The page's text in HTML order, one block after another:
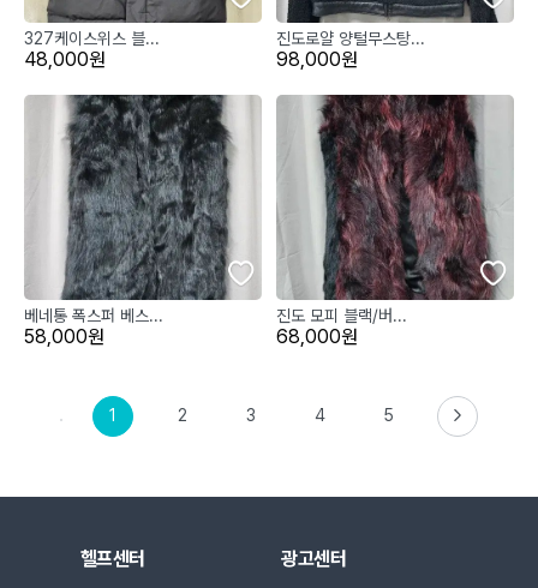
327케이스위스 블...
48,000원
진도로얄 양털무스탕...
98,000원
베네통 폭스퍼 베스...
58,000원
진도 모피 블랙/버...
68,000원
1 2 3 4 5
헬프센터 광고센터